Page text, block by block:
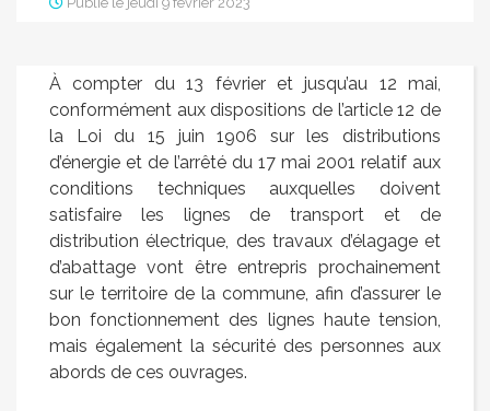
À compter du 13 février et jusqu’au 12 mai,
conformément aux dispositions de l’article 12 de
la Loi du 15 juin 1906 sur les distributions
d’énergie et de l’arrêté du 17 mai 2001 relatif aux
conditions techniques auxquelles doivent
satisfaire les lignes de transport et de
distribution électrique, des travaux d’élagage et
d’abattage vont être entrepris prochainement
sur le territoire de la commune, afin d’assurer le
bon fonctionnement des lignes haute tension,
mais également la sécurité des personnes aux
abords de ces ouvrages.